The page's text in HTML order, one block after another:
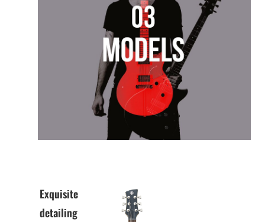
Exquisite
detailing